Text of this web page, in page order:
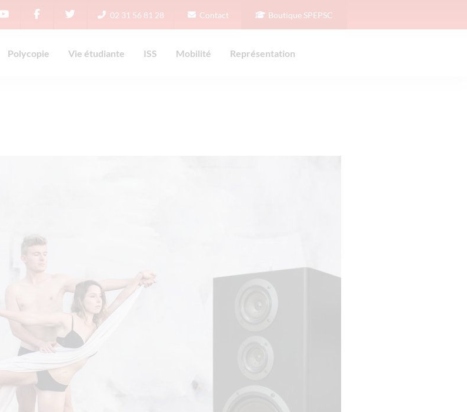
02 31 56 81 28 Contact Boutique SPEPSC
Polycopie Vie étudiante ISS Mobilité Représentation